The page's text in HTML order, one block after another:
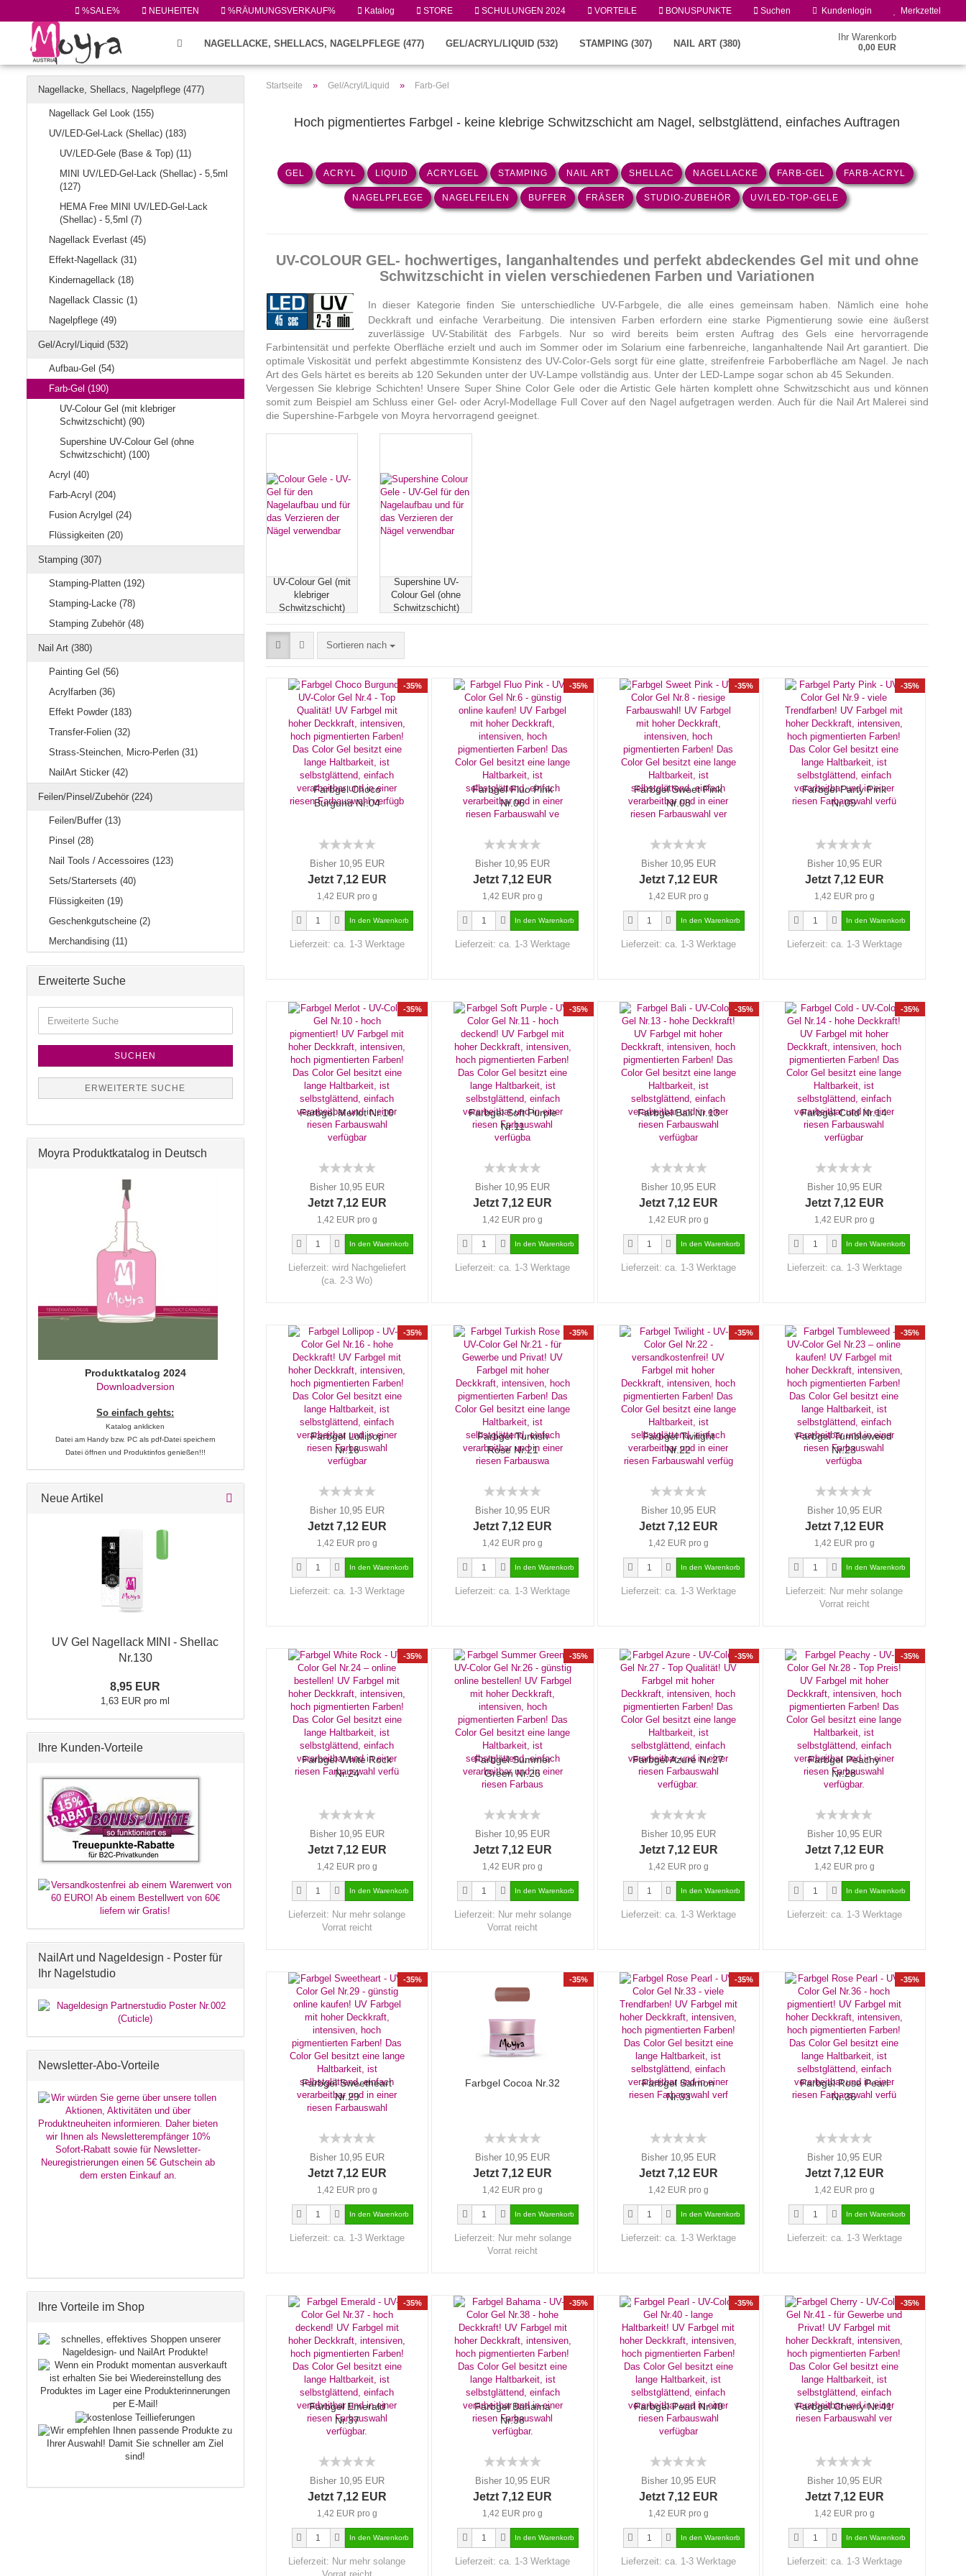
%SALE% NEUHEITEN %RÄUMUNGSVERKAUF% Katalog STORE SCHULUNGEN 2024 VORTEILE BONUSPUNKTE Suchen Kundenlogin
Konto erstellen
Merkzettel
Ihr Warenkorb
0,00 EUR
NAGELLACKE, SHELLACS, NAGELPFLEGE (477) GEL/ACRYL/LIQUID (532) STAMPING (307) NAIL ART (380)
Startseite » Gel/Acryl/Liquid » Farb-Gel
Hoch pigmentiertes Farbgel - keine klebrige Schwitzschicht am Nagel, selbstglättend, einfaches Auftragen
GEL ACRYL LIQUID ACRYLGEL STAMPING NAIL ART SHELLAC NAGELLACKE FARB-GEL FARB-ACRYL
NAGELPFLEGE NAGELFEILEN BUFFER FRÄSER STUDIO-ZUBEHÖR UV/LED-TOP-GELE
UV-COLOUR GEL- hochwertiges, langanhaltendes und perfekt abdeckendes Gel mit und ohne
Schwitzschicht in vielen verschiedenen Farben und Variationen
In dieser Kategorie finden Sie unterschiedliche UV-Farbgele, die alle eines gemeinsam haben. Nämlich eine hohe
Deckkraft und einfache Verarbeitung. Die intensiven Farben erfordern eine starke Pigmentierung sowie eine äußerst
zuverlässige UV-Stabilität des Farbgels. Nur so wird bereits beim ersten Auftrag des Gels eine hervorragende
Farbintensität und perfekte Oberfläche erzielt und auch im Sommer oder im Solarium eine farbenreiche, langanhaltende Nail Art garantiert. Die
optimale Viskosität und perfekt abgestimmte Konsistenz des UV-Color-Gels sorgt für eine glatte, streifenfreie Farboberfläche am Nagel. Je nach
Art des Gels härtet es bereits ab 120 Sekunden unter der UV-Lampe vollständig aus. Unter der LED-Lampe sogar schon ab 45 Sekunden.
Vergessen Sie klebrige Schichten! Unsere Super Shine Color Gele oder die Artistic Gele härten komplett ohne Schwitzschicht aus und können
somit zum Beispiel am Schluss einer Gel- oder Acryl-Modellage Full Cover auf den Nagel aufgetragen werden. Auch für die Nail Art Malerei sind
die Supershine-Farbgele von Moyra hervorragend geeignet.
UV-Colour Gel (mit
klebriger
Schwitzschicht)
Supershine UV-
Colour Gel (ohne
Schwitzschicht)
Sortieren nach
-35%
Farbgel Choco
Burgund Nr.04
Bisher 10,95 EUR
Jetzt 7,12 EUR
1,42 EUR pro g
Lieferzeit: ca. 1-3 Werktage
-35%
Farbgel Fluo Pink
Nr.06
Bisher 10,95 EUR
Jetzt 7,12 EUR
1,42 EUR pro g
Lieferzeit:ca. 1-3 Werktage
-35%
Farbgel Sweet Pink
Nr.08
Bisher 10,95 EUR
Jetzt 7,12 EUR
1,42 EUR pro g
Lieferzeit:ca. 1-3 Werktage
-35%
Farbgel Party Pink
Nr.09
Bisher 10,95 EUR
Jetzt 7,12 EUR
1,42 EUR pro g
Lieferzeit: ca. 1-3 Werktage
-35%
Farbgel Merlot Nr.10
Bisher 10,95 EUR
Jetzt 7,12 EUR
1,42 EUR pro g
Lieferzeit: wird Nachgeliefert
(ca. 2-3 Wo)
-35%
Farbgel Soft Purple
Nr.11
Bisher 10,95 EUR
Jetzt 7,12 EUR
1,42 EUR pro g
Lieferzeit:ca. 1-3 Werktage
-35%
Farbgel Bali Nr.13
Bisher 10,95 EUR
Jetzt 7,12 EUR
1,42 EUR pro g
Lieferzeit:ca. 1-3 Werktage
-35%
Farbgel Cold Nr.14
Bisher 10,95 EUR
Jetzt 7,12 EUR
1,42 EUR pro g
Lieferzeit: ca. 1-3 Werktage
-35%
Farbgel Lollipop
Nr.16
Bisher 10,95 EUR
Jetzt 7,12 EUR
1,42 EUR pro g
Lieferzeit: ca. 1-3 Werktage
-35%
Farbgel Turkish
Rose Nr.21
Bisher 10,95 EUR
Jetzt 7,12 EUR
1,42 EUR pro g
Lieferzeit:ca. 1-3 Werktage
-35%
Farbgel Twilight
Nr.22
Bisher 10,95 EUR
Jetzt 7,12 EUR
1,42 EUR pro g
Lieferzeit:ca. 1-3 Werktage
-35%
Farbgel Tumbleweed
Nr.23
Bisher 10,95 EUR
Jetzt 7,12 EUR
1,42 EUR pro g
Lieferzeit: Nur mehr solange
Vorrat reicht
-35%
Farbgel White Rock
Nr.24
Bisher 10,95 EUR
Jetzt 7,12 EUR
1,42 EUR pro g
Lieferzeit: Nur mehr solange
Vorrat reicht
-35%
Farbgel Summer
Green Nr.26
Bisher 10,95 EUR
Jetzt 7,12 EUR
1,42 EUR pro g
Lieferzeit: Nur mehr solange
Vorrat reicht
-35%
Farbgel Azure Nr.27
Bisher 10,95 EUR
Jetzt 7,12 EUR
1,42 EUR pro g
Lieferzeit:ca. 1-3 Werktage
-35%
Farbgel Peachy
Nr.28
Bisher 10,95 EUR
Jetzt 7,12 EUR
1,42 EUR pro g
Lieferzeit: ca. 1-3 Werktage
-35%
Farbgel Sweetheart
Nr.29
Bisher 10,95 EUR
Jetzt 7,12 EUR
1,42 EUR pro g
Lieferzeit: ca. 1-3 Werktage
-35%
Farbgel Cocoa Nr.32
Bisher 10,95 EUR
Jetzt 7,12 EUR
1,42 EUR pro g
Lieferzeit: Nur mehr solange
Vorrat reicht
-35%
Farbgel Salmon
Nr.33
Bisher 10,95 EUR
Jetzt 7,12 EUR
1,42 EUR pro g
Lieferzeit:ca. 1-3 Werktage
-35%
Farbgel Rose Pearl
Nr.36
Bisher 10,95 EUR
Jetzt 7,12 EUR
1,42 EUR pro g
Lieferzeit: ca. 1-3 Werktage
-35%
Farbgel Emerald
Nr.37
Bisher 10,95 EUR
Jetzt 7,12 EUR
1,42 EUR pro g
Lieferzeit: Nur mehr solange
-35%
Farbgel Bahama
Nr.38
Bisher 10,95 EUR
Jetzt 7,12 EUR
1,42 EUR pro g
Lieferzeit:ca. 1-3 Werktage
-35%
Farbgel Pearl Nr.40
Bisher 10,95 EUR
Jetzt 7,12 EUR
1,42 EUR pro g
Lieferzeit:ca. 1-3 Werktage
-35%
Farbgel Cherry Nr.41
Bisher 10,95 EUR
Jetzt 7,12 EUR
1,42 EUR pro g
Lieferzeit: ca. 1-3 Werktage
Nagellacke, Shellacs, Nagelpflege (477)
Nagellack Gel Look (155)
UV/LED-Gel-Lack (Shellac) (183)
UV/LED-Gele (Base & Top) (11)
MINI UV/LED-Gel-Lack (Shellac) - 5,5ml
(127)
HEMA Free MINI UV/LED-Gel-Lack
(Shellac) - 5,5ml (7)
Nagellack Everlast (45)
Effekt-Nagellack (31)
Kindernagellack (18)
Nagellack Classic (1)
Nagelpflege (49)
Gel/Acryl/Liquid (532)
Aufbau-Gel (54)
Farb-Gel (190)
UV-Colour Gel (mit klebriger
Schwitzschicht) (90)
Supershine UV-Colour Gel (ohne
Schwitzschicht) (100)
Acryl (40)
Farb-Acryl (204)
Fusion Acrylgel (24)
Flüssigkeiten (20)
Stamping (307)
Stamping-Platten (192)
Stamping-Lacke (78)
Stamping Zubehör (48)
Nail Art (380)
Painting Gel (56)
Acrylfarben (36)
Effekt Powder (183)
Transfer-Folien (32)
Strass-Steinchen, Micro-Perlen (31)
NailArt Sticker (42)
Feilen/Pinsel/Zubehör (224)
Feilen/Buffer (13)
Pinsel (28)
Nail Tools / Accessoires (123)
Sets/Startersets (40)
Flüssigkeiten (19)
Geschenkgutscheine (2)
Merchandising (11)
Erweiterte Suche
SUCHEN
ERWEITERTE SUCHE
Moyra Produktkatalog in Deutsch
Produktkatalog 2024
Downloadversion
So einfach gehts:
Katalog anklicken
Datei am Handy bzw. PC als pdf-Datei speichern
Datei öffnen und Produktinfos genießen!!!
Neue Artikel
UV Gel Nagellack MINI - Shellac
Nr.130
8,95 EUR
1,63 EUR pro ml
Ihre Kunden-Vorteile
NailArt und Nageldesign - Poster für
Ihr Nagelstudio
Newsletter-Abo-Vorteile
Ihre Vorteile im Shop